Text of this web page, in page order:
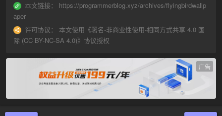
本文链接：
https://programmerblog.xyz/archives/flyingbirdwallp
aper
许可协议：
本文使用《署名-非商业性使用-相同方式共享 4.0 国
际 (CC BY-NC-SA 4.0)》协议授权
广告